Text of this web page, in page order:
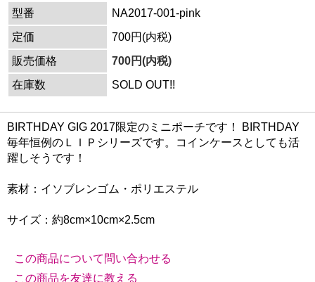
型番
NA2017-001-pink
定価
700円(内税)
販売価格
700円(内税)
在庫数
SOLD OUT!!
BIRTHDAY GIG 2017限定のミニポーチです！ BIRTHDAY
毎年恒例のＬＩＰシリーズです。コインケースとしても活
躍しそうです！
素材：イソブレンゴム・ポリエステル
サイズ：約8cm×10cm×2.5cm
この商品について問い合わせる
この商品を友達に教える